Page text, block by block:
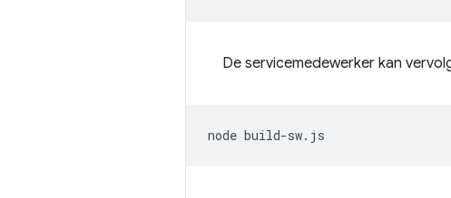
De servicemedewerker kan
node